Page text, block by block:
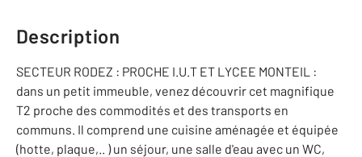
Description
SECTEUR RODEZ : PROCHE I.U.T ET LYCEE MONTEIL :
dans un petit immeuble, venez découvrir cet magnifique
T2 proche des commodités et des transports en
communs. Il comprend une cuisine aménagée et équipée
(hotte, plaque,.. ) un séjour, une salle d'eau avec un WC,